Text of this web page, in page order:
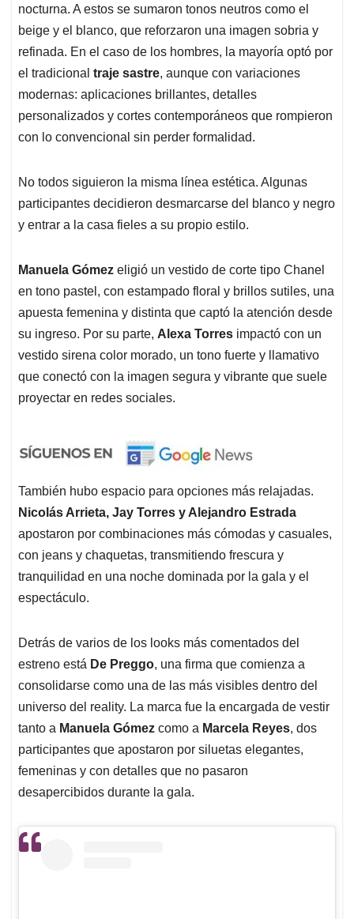
nocturna. A estos se sumaron tonos neutros como el
beige y el blanco, que reforzaron una imagen sobria y
refinada. En el caso de los hombres, la mayoría optó por
el tradicional traje sastre, aunque con variaciones
modernas: aplicaciones brillantes, detalles
personalizados y cortes contemporáneos que rompieron
con lo convencional sin perder formalidad.
No todos siguieron la misma línea estética. Algunas
participantes decidieron desmarcarse del blanco y negro
y entrar a la casa fieles a su propio estilo.
Manuela Gómez eligió un vestido de corte tipo Chanel
en tono pastel, con estampado floral y brillos sutiles, una
apuesta femenina y distinta que captó la atención desde
su ingreso. Por su parte, Alexa Torres impactó con un
vestido sirena color morado, un tono fuerte y llamativo
que conectó con la imagen segura y vibrante que suele
proyectar en redes sociales.
También hubo espacio para opciones más relajadas.
Nicolás Arrieta, Jay Torres y Alejandro Estrada
apostaron por combinaciones más cómodas y casuales,
con jeans y chaquetas, transmitiendo frescura y
tranquilidad en una noche dominada por la gala y el
espectáculo.
Detrás de varios de los looks más comentados del
estreno está De Preggo, una firma que comienza a
consolidarse como una de las más visibles dentro del
universo del reality. La marca fue la encargada de vestir
tanto a Manuela Gómez como a Marcela Reyes, dos
participantes que apostaron por siluetas elegantes,
femeninas y con detalles que no pasaron
desapercibidos durante la gala.